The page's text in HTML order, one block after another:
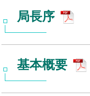
インセンティブ
費用と担保
交通アクセス
お問い合わせ先
局長序
基本概要